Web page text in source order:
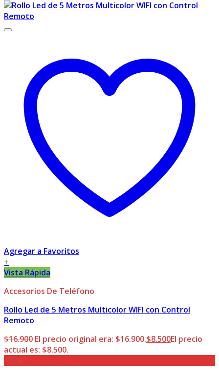
Agregar a Favoritos
+
Vista Rápida
Accesorios De Teléfono
Rollo Led de 5 Metros Multicolor WIFI con Control
Remoto
$16.900 El precio original era: $16.900.$8.500El precio
actual es: $8.500.